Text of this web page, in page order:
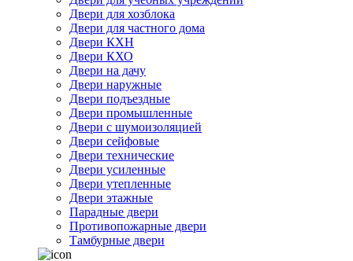
Двери для хозблока
Двери для частного дома
Двери КХН
Двери КХО
Двери на дачу
Двери наружные
Двери подъездные
Двери промышленные
Двери с шумоизоляцией
Двери сейфовые
Двери технические
Двери усиленные
Двери утепленные
Двери этажные
Парадные двери
Противопожарные двери
Тамбурные двери